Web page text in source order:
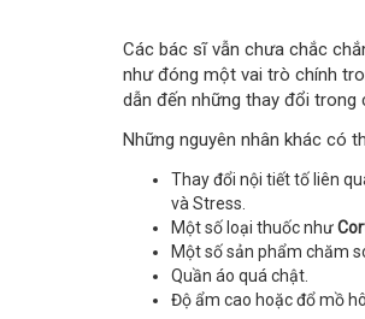
Các bác sĩ vẫn chưa chắc
như đóng một vai trò chính
dẫn đến những thay đổi
Những nguyên nhân khác có
Thay đổi nội tiết tố liên
và Stress.
Một số loại thuốc như
Một số sản phẩm chăm
Quần áo quá chật.
Độ ẩm cao hoặc đổ mồ